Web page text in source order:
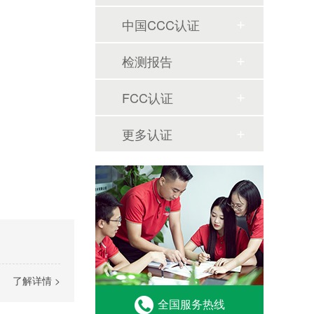
了解详情 >
中国CCC认证
检测报告
FCC认证
更多认证
全国服务热线